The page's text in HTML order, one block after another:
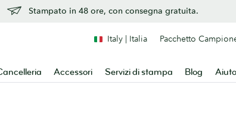
Stampato in 48 ore, con consegna gratuita.
Accessori Servizi di stampa Blog
Italy | Italia Pacchetto